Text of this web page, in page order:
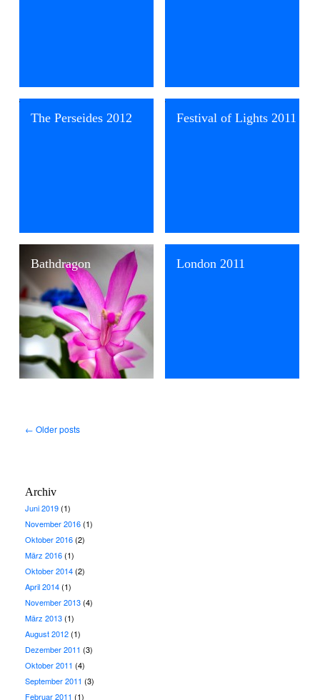
The Perseides 2012 Festival of Lights 2011
Bathdragon London 2011
← Older posts
Archiv
Juni 2019(1)
November 2016(1)
Oktober 2016(2)
März 2016(1)
Oktober 2014(2)
April 2014(1)
November 2013(4)
März 2013(1)
August 2012(1)
Dezember 2011 (3)
Oktober 2011 (4)
September 2011 (3)
Februar 2011 (1)